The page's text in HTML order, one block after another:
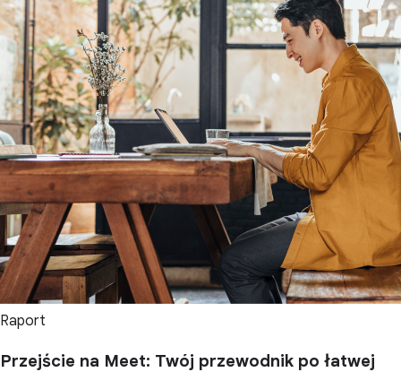
Raport
Przejście na Meet: Twój przewodnik po łatwej